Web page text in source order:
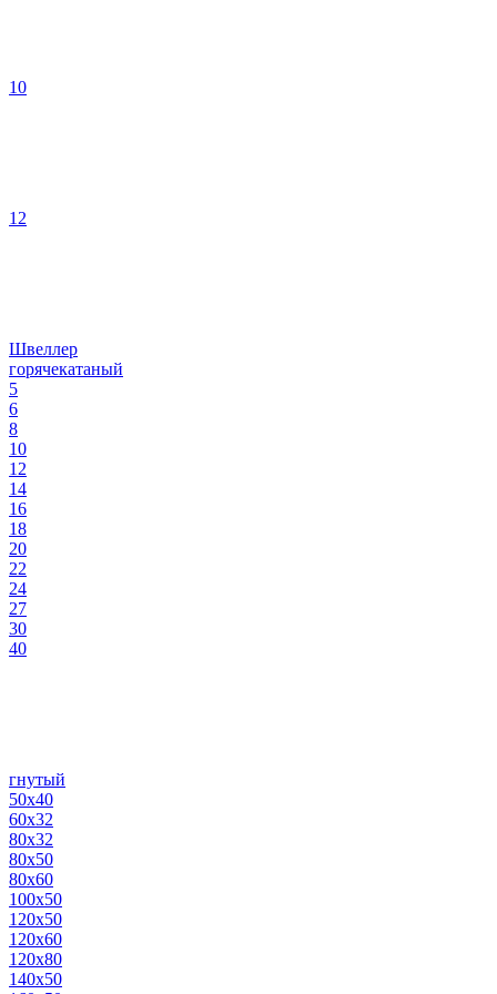
10
12
Швеллер
горячекатаный
5
6
8
10
12
14
16
18
20
22
24
27
30
40
гнутый
50х40
60х32
80х32
80х50
80х60
100х50
120х50
120х60
120х80
140х50